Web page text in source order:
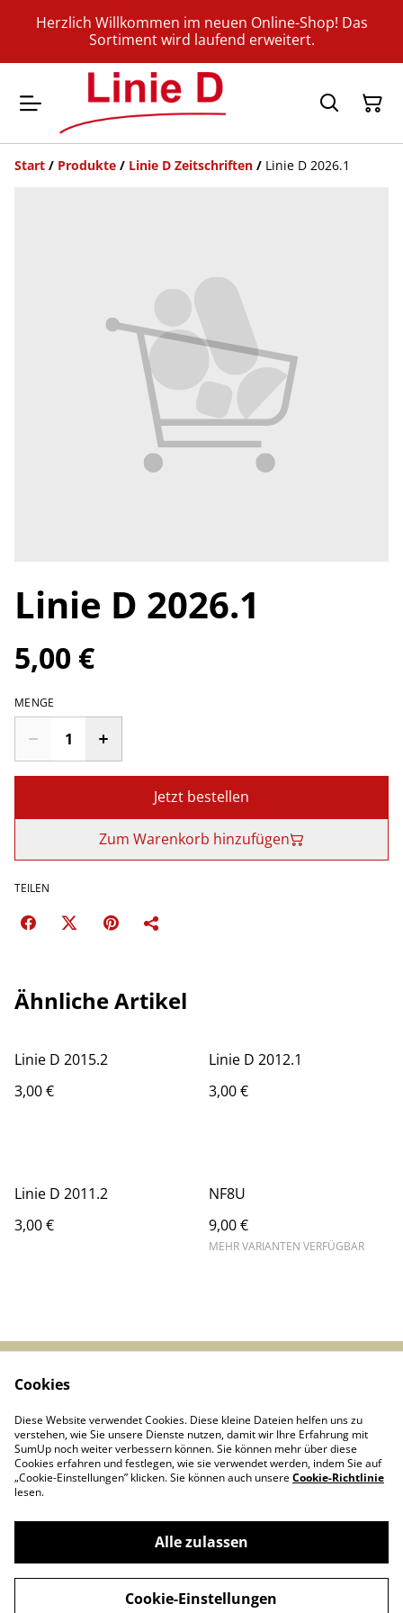
Herzlich Willkommen im neuen Online-Shop! Das
Sortiment wird laufend erweitert.
Start / Produkte / Linie D Zeitschriften / Linie D 2026.1
Linie D 2026.1
5,00 €
MENGE
Jetzt bestellen
Zum Warenkorb hinzufügen
TEILEN
Ähnliche Artikel
Linie D 2015.2
3,00 €
Linie D 2012.1
3,00 €
Linie D 2011.2
3,00 €
NF8U
9,00 €
MEHR VARIANTEN VERFÜGBAR
Cookie-Richtlinie
©2026
Linie D - Arbeitsgemeinschaft historischer
Nahverkehr Düsseldorf e.V.
Cookies
Diese Website verwendet Cookies. Diese kleine Dateien helfen uns zu
verstehen, wie Sie unsere Dienste nutzen, damit wir Ihre Erfahrung mit
SumUp noch weiter verbessern können. Sie können mehr über diese
Cookies erfahren und festlegen, wie sie verwendet werden, indem Sie auf
„Cookie-Einstellungen” klicken. Sie können auch unsereCookie-Richtlinie
lesen.
Alle zulassen
Cookie-Einstellungen